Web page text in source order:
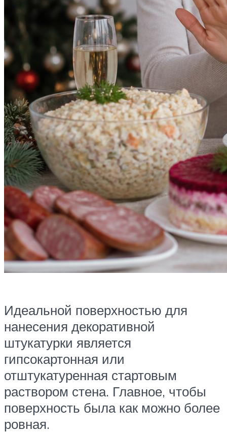
Идеальной поверхностью для
нанесения декоративной
штукатурки является
гипсокартонная или
отштукатуренная стартовым
раствором стена. Главное, чтобы
поверхность была как можно более
ровная.